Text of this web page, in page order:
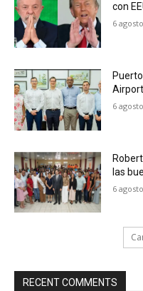
con
6
6
las
6
RECENT COMMENTS